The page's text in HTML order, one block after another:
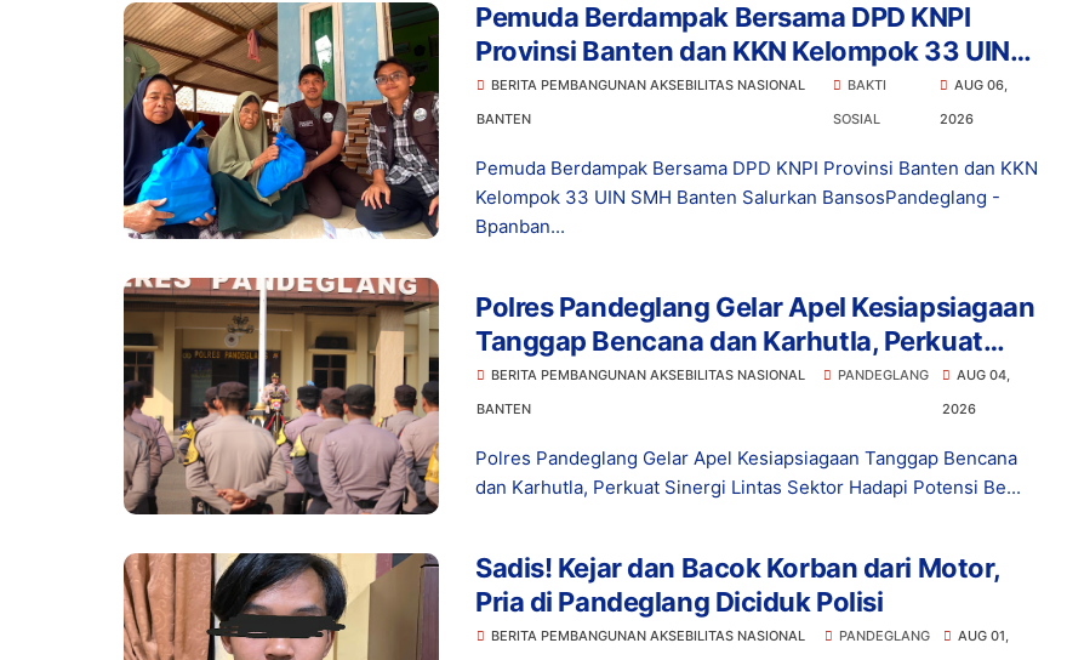
Pemuda Berdampak Bersama DPD KNPI
Provinsi Banten dan KKN Kelompok 33 UIN
SMH Banten Salurkan Bansos
BERITA PEMBANGUNAN AKSEBILITAS NASIONAL
BANTEN
BAKTI
SOSIAL
AUG 06,
2026
Pemuda Berdampak Bersama DPD KNPI Provinsi Banten dan KKN
Kelompok 33 UIN SMH Banten Salurkan BansosPandeglang -
Bpanban...
Polres Pandeglang Gelar Apel Kesiapsiagaan
Tanggap Bencana dan Karhutla, Perkuat
Sinergi Lintas Sektor Hadapi Potensi
Bencana
BERITA PEMBANGUNAN AKSEBILITAS NASIONAL
BANTEN
PANDEGLANG
AUG 04,
2026
Polres Pandeglang Gelar Apel Kesiapsiagaan Tanggap Bencana
dan Karhutla, Perkuat Sinergi Lintas Sektor Hadapi Potensi Be...
Sadis! Kejar dan Bacok Korban dari Motor,
Pria di Pandeglang Diciduk Polisi
BERITA PEMBANGUNAN AKSEBILITAS NASIONAL PANDEGLANG AUG 01,